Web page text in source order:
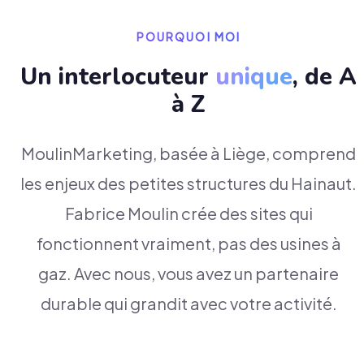
POURQUOI MOI
Un interlocuteur unique, de A
à Z
MoulinMarketing, basée à Liège, comprend
les enjeux des petites structures du Hainaut.
Fabrice Moulin crée des sites qui
fonctionnent vraiment, pas des usines à
gaz. Avec nous, vous avez un partenaire
durable qui grandit avec votre activité.